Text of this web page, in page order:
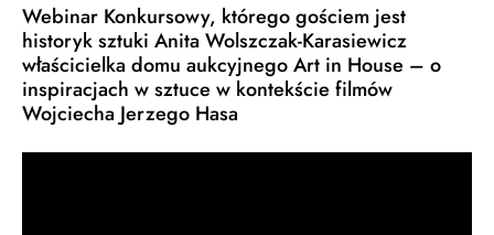
Webinar Konkursowy, którego gościem jest
historyk sztuki Anita Wolszczak-Karasiewicz
właścicielka domu aukcyjnego Art in House – o
inspiracjach w sztuce w kontekście filmów
Wojciecha Jerzego Hasa